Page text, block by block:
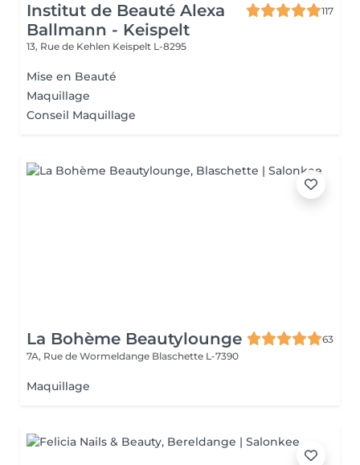
Institut de Beauté Alexa
Ballmann - Keispelt
117
13, Rue de Kehlen Keispelt L-8295
Mise en Beauté
Maquillage
Conseil Maquillage
La Bohème Beautylounge
63
7A, Rue de Wormeldange Blaschette L-7390
Maquillage